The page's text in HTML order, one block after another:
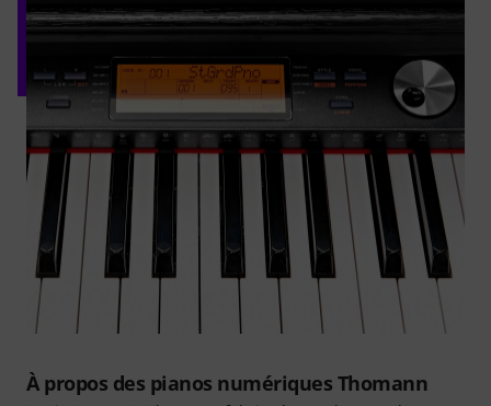
À propos des pianos numériques Thomann